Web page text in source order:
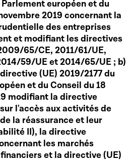
européen et du
2019 concernant la
des entreprises
et modifiant les directives
65/CE, 2011/61/UE,
59/UE et 2014/65/UE ; b)
(UE) 2019/2177 du
et du Conseil du 18
modifiant la directive
l'accès aux activités de
la réassurance et leur
II), la directive
les marchés
et la directive (UE)